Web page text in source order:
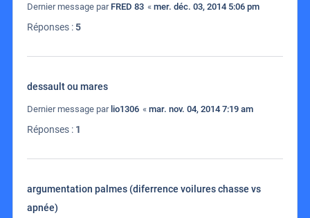
Dernier message par FRED 83 « mer. déc. 03, 2014 5:06 pm
Réponses :5
dessault ou mares
Dernier message parlio1306 « mar. nov. 04, 2014 7:19 am
Réponses : 1
argumentation palmes (diferrence voilures chasse vs
apnée)